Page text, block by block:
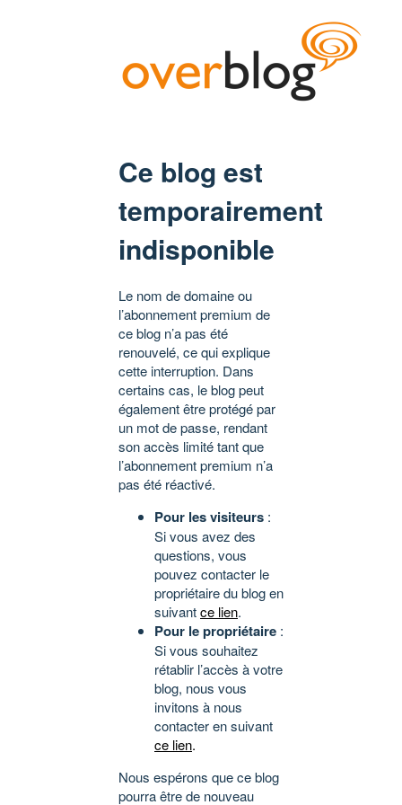
Ce blog est
temporairement
indisponible
Le nom de domaine ou
l’abonnement premium de
ce blog n’a pas été
renouvelé, ce qui explique
cette interruption. Dans
certains cas, le blog peut
également être protégé par
un mot de passe, rendant
son accès limité tant que
l’abonnement premium n’a
pas été réactivé.
Pour les visiteurs :
Si vous avez des
questions, vous
pouvez contacter le
propriétaire du blog en
suivantce lien.
Pour le propriétaire :
Si vous souhaitez
rétablir l’accès à votre
blog, nous vous
invitons à nous
contacter en suivant
ce lien.
Nous espérons que ce blog
pourra être de nouveau